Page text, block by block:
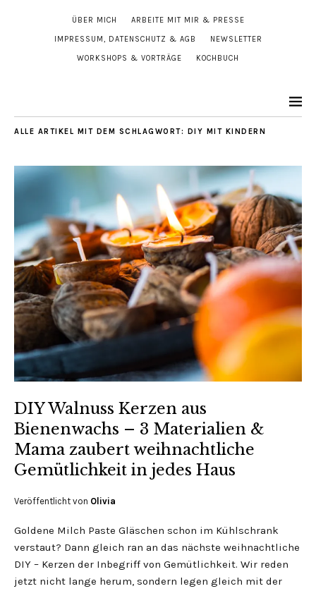
ÜBER MICH ARBEITE MIT MIR & PRESSE
IMPRESSUM, DATENSCHUTZ & AGB NEWSLETTER
WORKSHOPS & VORTRÄGE KOCHBUCH
ALLE ARTIKEL MIT DEM SCHLAGWORT: DIY MIT KINDERN
DIY Walnuss Kerzen aus
Bienenwachs – 3 Materialien &
Mama zaubert weihnachtliche
Gemütlichkeit in jedes Haus
Veröffentlicht von Olivia
Goldene Milch Paste Gläschen schon im Kühlschrank
verstaut? Dann gleich ran an das nächste weihnachtliche
DIY – Kerzen der Inbegriff von Gemütlichkeit. Wir reden
jetzt nicht lange herum, sondern legen gleich mit der